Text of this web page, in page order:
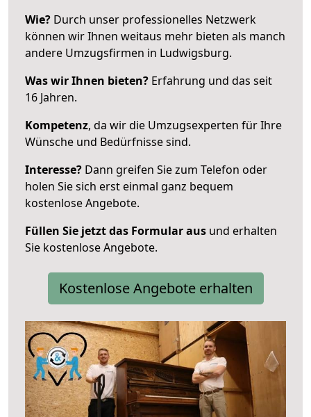
Wie? Durch unser professionelles Netzwerk
können wir Ihnen weitaus mehr bieten als manch
andere Umzugsfirmen in Ludwigsburg.
Was wir Ihnen bieten? Erfahrung und das seit
16 Jahren.
Kompetenz, da wir die Umzugsexperten für Ihre
Wünsche und Bedürfnisse sind.
Interesse? Dann greifen Sie zum Telefon oder
holen Sie sich erst einmal ganz bequem
kostenlose Angebote.
Füllen Sie jetzt das Formular aus und erhalten
Sie kostenlose Angebote.
Kostenlose Angebote erhalten